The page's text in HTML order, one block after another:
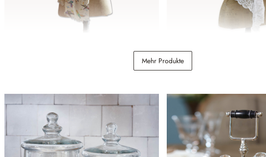
Schal Belvéze
Mehr Produkte